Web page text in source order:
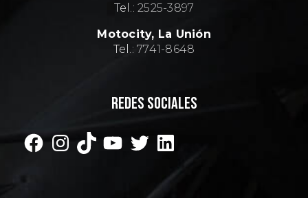
Tel.:2525-3897
Motocity, La Unión
Tel.:7741-8648
REDES SOCIALES
Facebook
Instagram
TikTok
YouTube
Twitter